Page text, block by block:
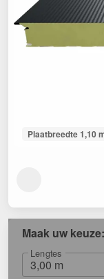
Plaatbreedte 1,10
Maak uw keuze:
Lengtes